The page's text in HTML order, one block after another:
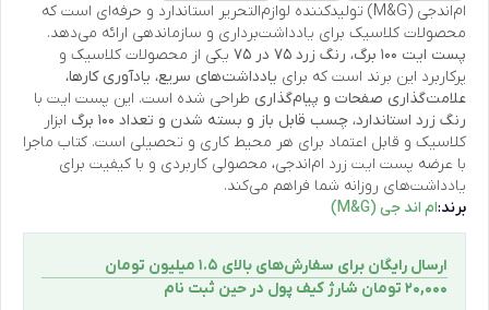
ام‌اندجی (M&G) تولیدکننده لوازم‌التحریر استاندارد و حرفه‌ای است که
محصولات کلاسیک برای یادداشت‌برداری و سازماندهی ارائه می‌دهد.
پست ایت 100 برگ، رنگ زرد 75 در 75
یکی از محصولات کلاسیک و
پرکاربرد این برند است که برای یادداشت‌های سریع، یادآوری کارها،
علامت‌گذاری صفحات و پیام‌گذاری طراحی شده است. این پست ایت با
رنگ زرد استاندارد، چسب قابل باز و بسته شدن و تعداد 100 برگ
ابزار
کلاسیک و قابل اعتماد برای هر محیط کاری و تحصیلی است. کتاب ماجرا
با عرضه پست ایت زرد ام‌اندجی، محصولی کاربردی و با کیفیت برای
یادداشت‌های روزانه شما فراهم می‌کند.
برند:ام اند جی (M&G)
ارسال رایگان برای سفارش‌های بالای 1.5 میلیون تومان
۲۰,۰۰۰ تومان شارژ کیف پول در حین ثبت ‌نام